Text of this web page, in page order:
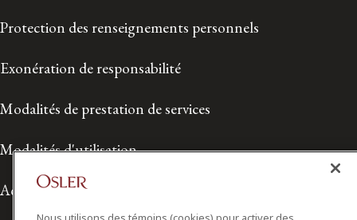
Protection des renseignements personnels
Exonération de responsabilité
Modalités de prestation de services
Modalités d'utilisation
Accessibilité